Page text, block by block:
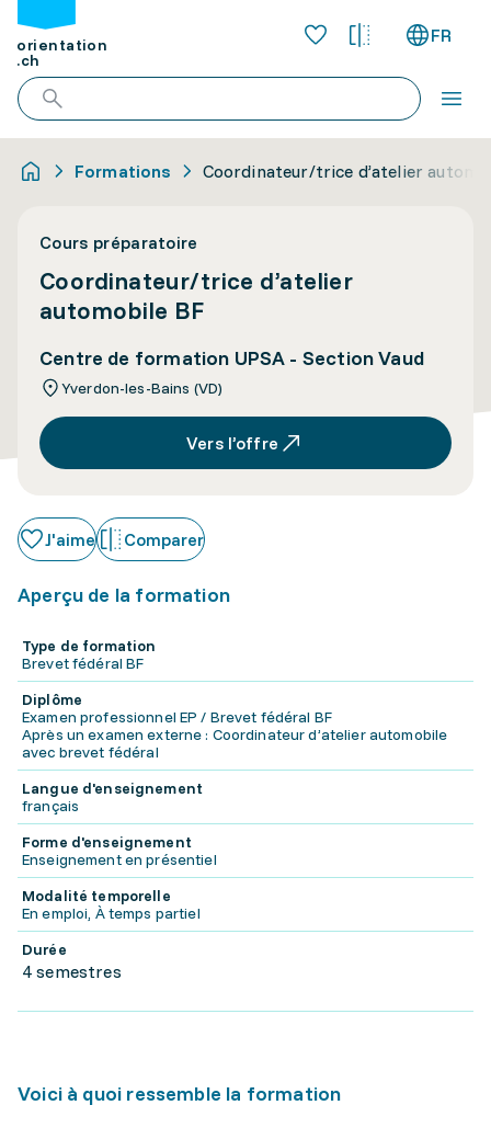
orientation
.ch
FR
Formations Coordinateur/trice d’atelier
Cours préparatoire
Coordinateur/trice d’atelier
automobile BF
Centre de formation UPSA - Section Vaud
Yverdon-les-Bains (VD)
Vers l’offre
J'aime Comparer
Aperçu de la formation
Type de formation
Brevet fédéral BF
Diplôme
Examen professionnel EP / Brevet fédéral BF
Après un examen externe : Coordinateur d’atelier automobile
avec brevet fédéral
Langue d'enseignement
français
Forme d'enseignement
Enseignement en présentiel
Modalité temporelle
En emploi, À temps partiel
Durée
4 semestres
Voici à quoi ressemble la formation